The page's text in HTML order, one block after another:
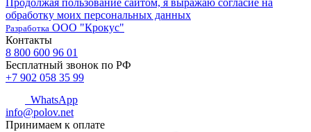
Продолжая пользование сайтом, я выражаю согласие на
обработку моих персональных данных
Разработка ООО "Крокус"
Контакты
8 800 600 96 01
Бесплатный звонок по РФ
+7 902 058 35 99
WhatsApp
info@polov.net
Принимаем к оплате